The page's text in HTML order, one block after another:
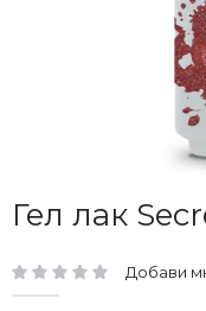
Гел лак
рейтинг: Добави
Преминете
към
на
галерия